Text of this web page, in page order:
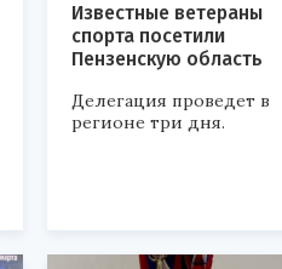
Известные ветераны
спорта посетили
Пензенскую область
Делегация проведет в
регионе три дня.